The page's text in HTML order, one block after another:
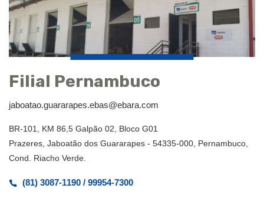
Filial Pernambuco
jaboatao.guararapes.ebas@ebara.com
BR-101, KM 86,5 Galpão 02, Bloco G01
Prazeres, Jaboatão dos Guararapes - 54335-000, Pernambuco,
Cond. Riacho Verde.
(81) 3087-1190 / 99954-7300